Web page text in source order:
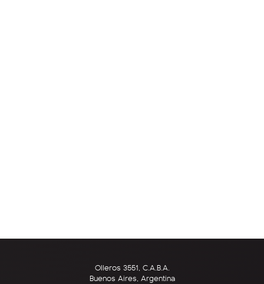
Olleros 3551, C.A.B.A.
Buenos Aires, Argentina